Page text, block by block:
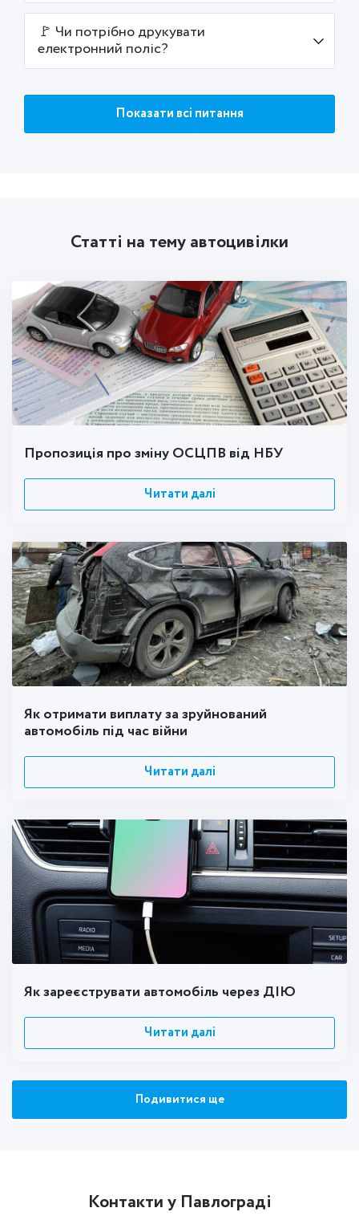
🚩 Чи потрібно друкувати
електронний поліс?
Показати всі питання
Статті на тему автоцивілки
Пропозиція про зміну ОСЦПВ від НБУ
Читати далі
Як отримати виплату за зруйнований
автомобіль під час війни
Читати далі
Як зареєструвати автомобіль через ДІЮ
Читати далі
Подивитися ще
Контакти у Павлограді